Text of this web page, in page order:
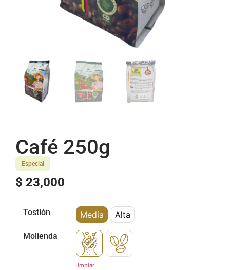
Café 250g
Especial
$ 23,000
Tostión Media Alta
Molienda
Limpiar